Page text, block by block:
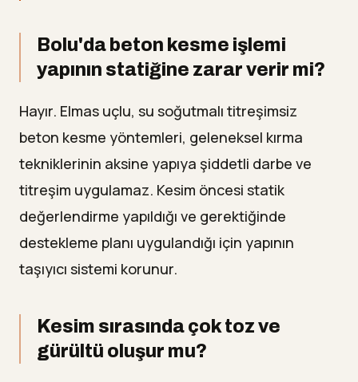
Bolu'da beton kesme işlemi
yapının statiğine zarar verir mi?
Hayır. Elmas uçlu, su soğutmalı titreşimsiz
beton kesme yöntemleri, geleneksel kırma
tekniklerinin aksine yapıya şiddetli darbe ve
titreşim uygulamaz. Kesim öncesi statik
değerlendirme yapıldığı ve gerektiğinde
destekleme planı uygulandığı için yapının
taşıyıcı sistemi korunur.
Kesim sırasında çok toz ve
gürültü oluşur mu?